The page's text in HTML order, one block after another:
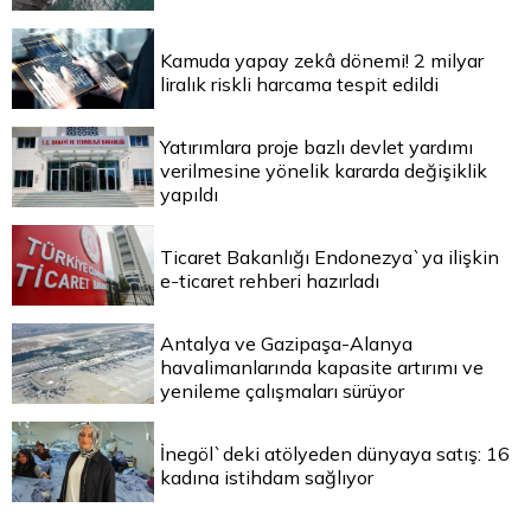
Kamuda yapay zekâ dönemi! 2 milyar
liralık riskli harcama tespit edildi
Yatırımlara proje bazlı devlet yardımı
verilmesine yönelik kararda değişiklik
yapıldı
Ticaret Bakanlığı Endonezya`ya ilişkin
e-ticaret rehberi hazırladı
Antalya ve Gazipaşa-Alanya
havalimanlarında kapasite artırımı ve
yenileme çalışmaları sürüyor
İnegöl`deki atölyeden dünyaya satış: 16
kadına istihdam sağlıyor